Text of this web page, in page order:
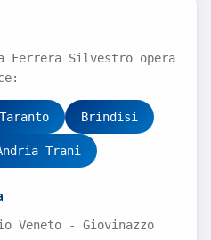
Silvestro opera
Taranto Brindisi
Trani
Veneto - Giovinazzo